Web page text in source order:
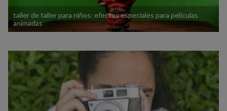
taller de taller para niños: efectos especiales para películas
animadas